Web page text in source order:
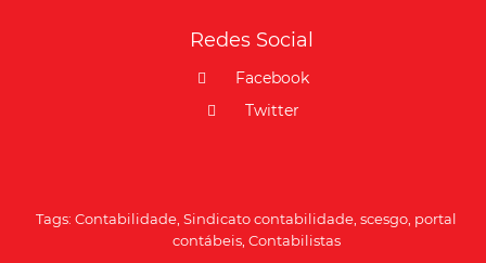
Redes Social
Facebook
Twitter
Tags: Contabilidade, Sindicato contabilidade, scesgo, portal
contábeis Contabilistas